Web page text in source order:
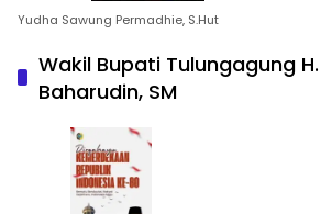
Yudha Sawung Permadhie, S.Hut
Wakil Bupati Tulungagung
Baharudin, SM